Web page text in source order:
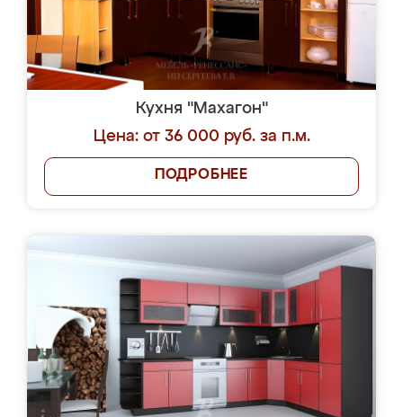
Кухня "Махагон"
Цена: от 36 000 руб. за п.м.
ПОДРОБНЕЕ